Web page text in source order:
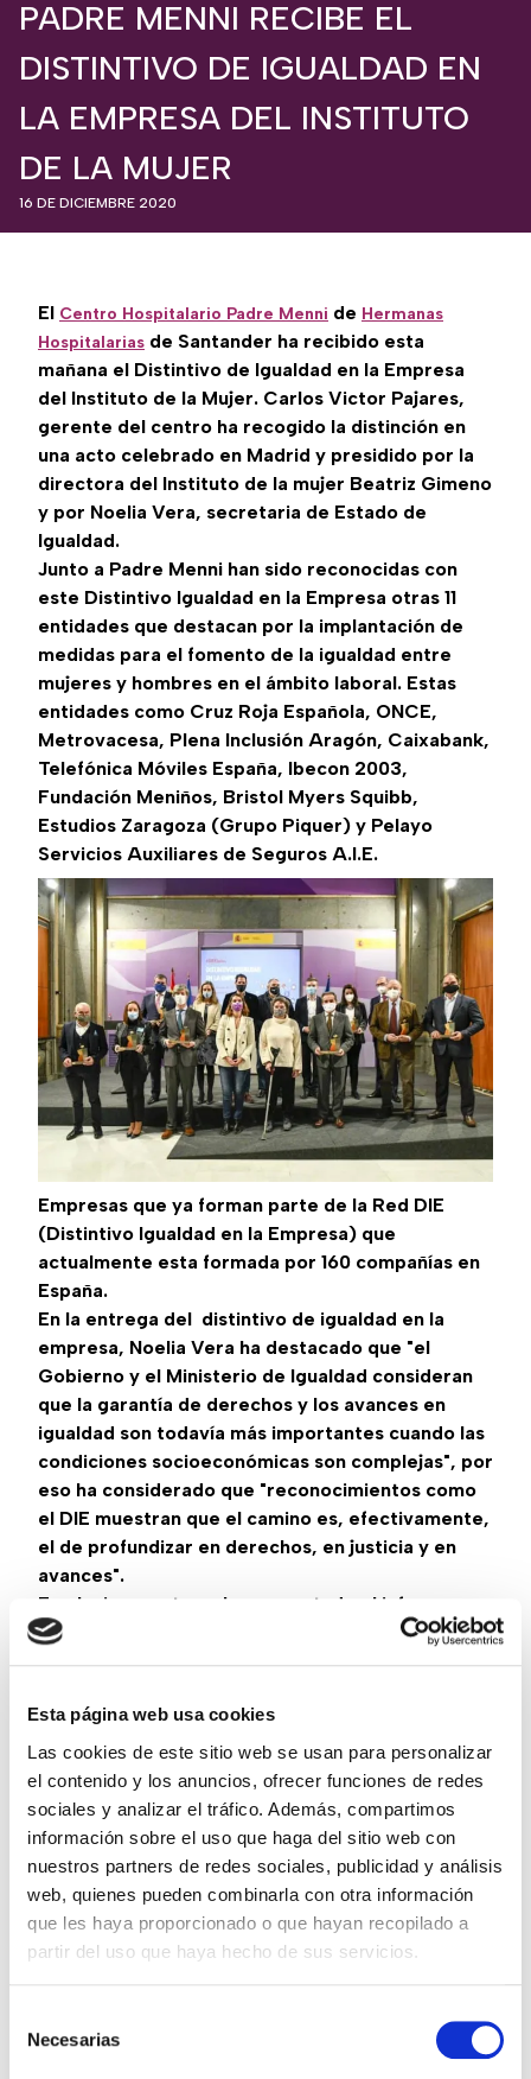
Esta página web usa cookies
Las cookies de este sitio web se usan para personalizar
el contenido y los anuncios, ofrecer funciones de redes
sociales y analizar el tráfico. Además, compartimos
información sobre el uso que haga del sitio web con
nuestros partners de redes sociales, publicidad y análisis
web, quienes pueden combinarla con otra información
que les haya proporcionado o que hayan recopilado a
partir del uso que haya hecho de sus servicios.
Necesarias
PADRE MENNI RECIBE EL
DISTINTIVO DE IGUALDAD EN
LA EMPRESA DEL INSTITUTO
DE LA MUJER
16 DE DICIEMBRE 2020
El Centro Hospitalario Padre Menni de Hermanas
Hospitalarias de Santander ha recibido esta
mañana el Distintivo de Igualdad en la Empresa
del Instituto de la Mujer. Carlos Victor Pajares,
gerente del centro ha recogido la distinción en
una acto celebrado en Madrid y presidido por la
directora del Instituto de la mujer Beatriz Gimeno
y por Noelia Vera, secretaria de Estado de
Igualdad.
Junto a Padre Menni han sido reconocidas con
este Distintivo Igualdad en la Empresa otras 11
entidades que destacan por la implantación de
medidas para el fomento de la igualdad entre
mujeres y hombres en el ámbito laboral. Estas
entidades como Cruz Roja Española, ONCE,
Metrovacesa, Plena Inclusión Aragón, Caixabank,
Telefónica Móviles España, Ibecon 2003,
Fundación Meniños, Bristol Myers Squibb,
Estudios Zaragoza (Grupo Piquer) y Pelayo
Servicios Auxiliares de Seguros A.I.E.
Imagen
Empresas que ya forman parte de la Red DIE
(Distintivo Igualdad en la Empresa) que
actualmente esta formada por 160 compañías en
España.
En la entrega del distintivo de igualdad en la
empresa, Noelia Vera ha destacado que "el
Gobierno y el Ministerio de Igualdad consideran
que la garantía de derechos y los avances en
igualdad son todavía más importantes cuando las
condiciones socioeconómicas son complejas", por
eso ha considerado que "reconocimientos como
el DIE muestran que el camino es, efectivamente,
el de profundizar en derechos, en justicia y en
avances".
En el mismo acto se ha presentado el informe
“Conciliación y corresponsabilidad en las
empresas de la red DIE e impacto de la covid -19
empresas de la red, el 45 % del total.
El análisis ha confirmado el aumento de las
medidas de conciliación ofrecidas por estas
compañías. Entre las principales medidas
adoptadas de flexibilización del espacio con la
pandemia están las reuniones telemáticas (87%);
la formación en red (86%) y el teletrabajo (68%).
Imagen